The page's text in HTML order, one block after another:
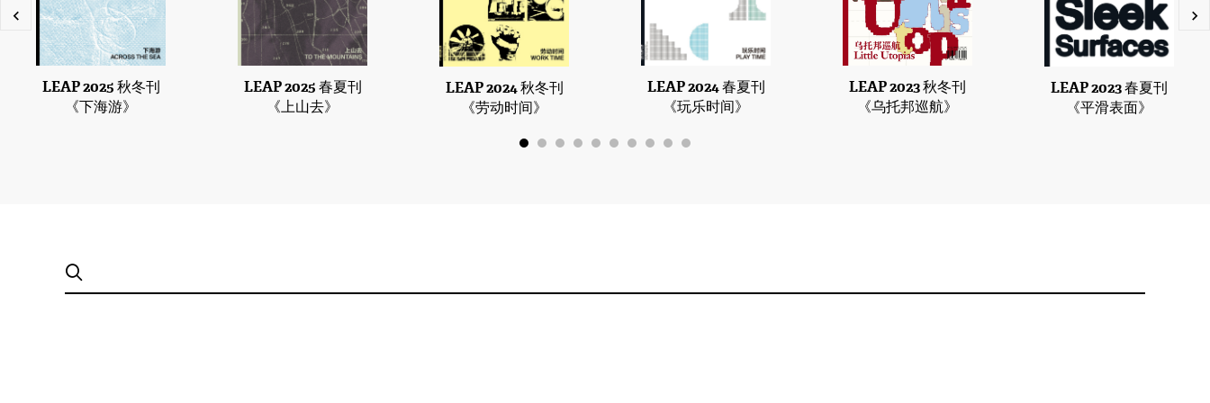
LEAP 2025 秋冬刊
《下海游》
LEAP 2025 春夏刊
《上山去》
LEAP 2024 秋冬刊
《劳动时间》
LEAP 2024 春夏刊
《玩乐时间》
LEAP 2023 秋冬刊
《乌托邦巡航》
LEAP 2023 春夏刊
《平滑表面》